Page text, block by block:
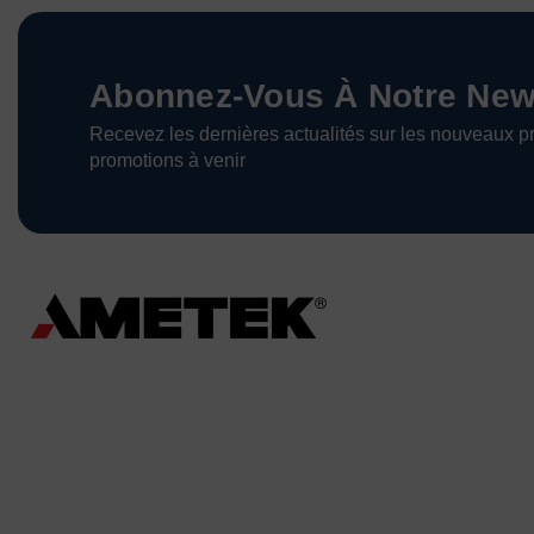
Abonnez-Vous À Notre
Recevez les dernières actualités sur les nouveaux
promotions à venir